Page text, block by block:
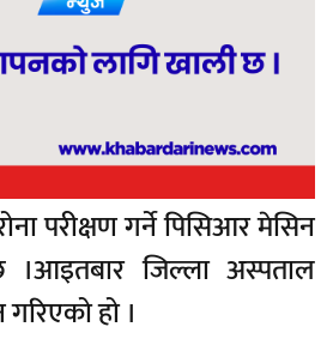
परीक्षण गर्ने पिसिआर मेसिन
जिल्ला अस्पताल
हो ।